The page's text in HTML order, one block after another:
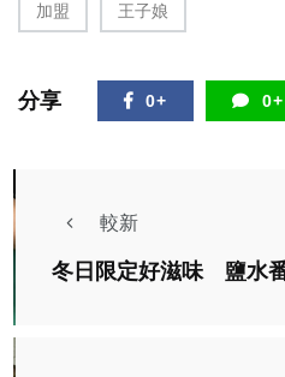
加盟 王子娘
分享 0+ 0+
較新
冬日限定好滋味 鹽水